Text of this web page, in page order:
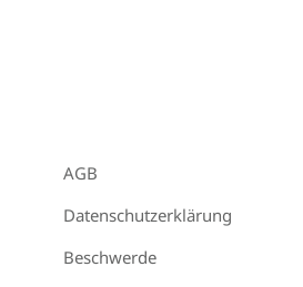
AGB
Datenschutzerklärung
Beschwerde